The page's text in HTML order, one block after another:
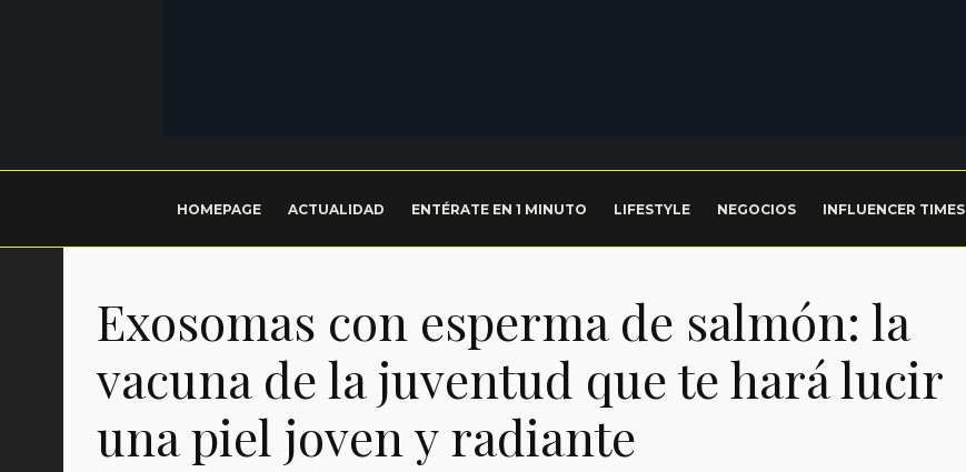
HOMEPAGE ACTUALIDAD ENTÉRATE EN 1 MINUTO LIFESTYLE NEGOCIOS INFLUENCER TIMES
Exosomas con esperma de salmón: la
vacuna de la juventud que te hará lucir
una piel joven y radiante